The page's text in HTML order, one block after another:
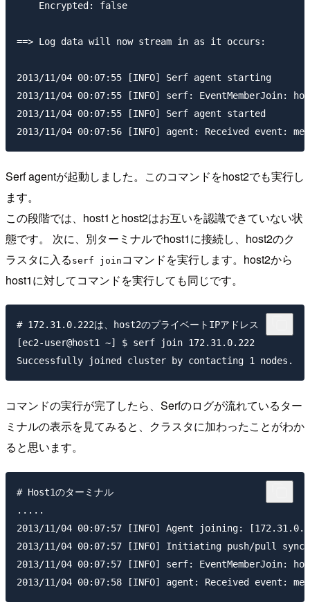
    Encrypted: false
==> Log data will now stream in as it occurs:
2013/11/04 00:07:55 [INFO] Serf agent starting
2013/11/04 00:07:55 [INFO] serf: EventMemberJoin:
2013/11/04 00:07:55 [INFO] Serf agent started
Serf agentが起動しました。このコマンドをhost2でも実行し
ます。
この段階では、host1とhost2はお互いを認識できていない状
態です。 次に、別ターミナルでhost1に接続し、host2のク
ラスタに入る serf join コマンドを実行します。host2から
host1に対してコマンドを実行しても同じです。
# 172.31.0.222は、host2のプライベートIPアドレス
[ec2-user@host1 ~] $ serf join 172.31.0.222
コマンドの実行が完了したら、Serfのログが流れているター
ミナルの表示を見てみると、クラスタに加わったことがわか
ると思います。
# Host1のターミナル
.....
2013/11/04 00:07:57 [INFO] Agent joining:
2013/11/04 00:07:57 [INFO] Initiating push/pull
2013/11/04 00:07:57 [INFO] serf: EventMemberJoin: